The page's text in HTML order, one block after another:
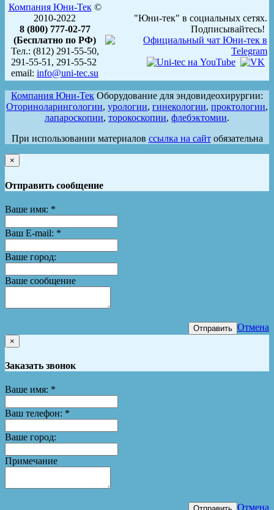
Компания Юни-Тек©
2010-2022
8 (800) 777-02-77
(Бесплатно по РФ)
Тел.: (812) 291-55-50,
291-55-51, 291-55-52
email: info@uni-tec.su
"Юни-тек" в социальных сетях.
Подписывайтесь!
Компания Юни-Тек Оборудование для эндовидеохирургии:
Оториноларингологии, урологии, гинекологии, проктологии,
лапароскопии, торокоскопии, флебэктомии.
При использовании материалов ссылка на сайтобязательна
×
Отправить сообщение
Ваше имя: *
Ваш E-mail: *
Ваше город:
Ваше сообщение
Отправить Отмена
×
Заказать звонок
Ваше имя: *
Ваш телефон: *
Ваше город:
Примечание
Отмена